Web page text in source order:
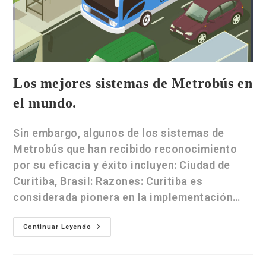
Los mejores sistemas de Metrobús en
el mundo.
Sin embargo, algunos de los sistemas de
Metrobús que han recibido reconocimiento
por su eficacia y éxito incluyen: Ciudad de
Curitiba, Brasil: Razones: Curitiba es
considerada pionera en la implementación…
Continuar Leyendo